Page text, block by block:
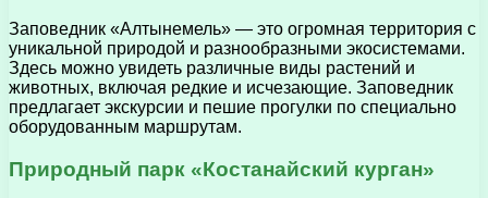
Заповедник «Алтынемель» — это огромная территория с
уникальной природой и разнообразными экосистемами.
Здесь можно увидеть различные виды растений и
животных, включая редкие и исчезающие. Заповедник
предлагает экскурсии и пешие прогулки по специально
оборудованным маршрутам.
Природный парк «Костанайский курган»